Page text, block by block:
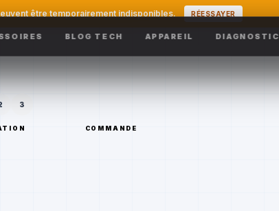
BLOG TECH APPAREIL DIAGNOSTIC
être temporairement indisponibles. RÉESSAYER
3
COMMANDE